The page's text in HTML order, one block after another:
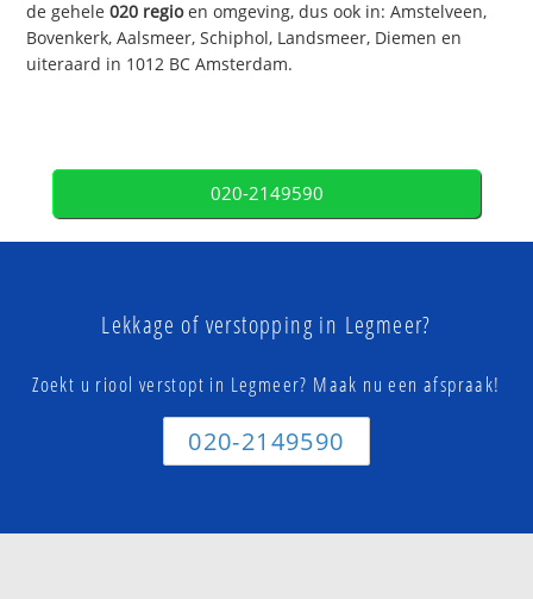
de gehele020 regioen omgeving, dus ook in: Amstelveen,
Bovenkerk, Aalsmeer, Schiphol, Landsmeer, Diemen en
uiteraard in 1012 BC Amsterdam.
020-2149590
Lekkage of verstopping in Legmeer?
Zoekt u riool verstopt in Legmeer? Maak nu een afspraak!
020-2149590